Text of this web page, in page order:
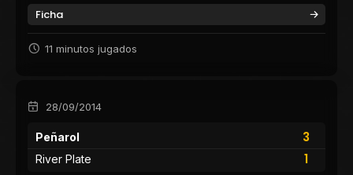
Ficha
11 minutos jugados
28/09/2014
Peñarol
3
1
River Plate